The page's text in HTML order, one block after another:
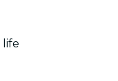
life